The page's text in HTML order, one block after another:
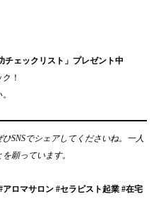
チェックリスト」プレゼント中
！
SNSでシェアしてくださいね。一人
願っています。
ロマサロン #セラピスト起業 #在宅